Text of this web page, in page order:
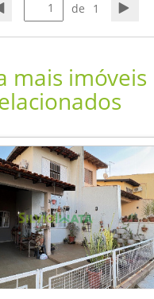
de 1
mais imóveis